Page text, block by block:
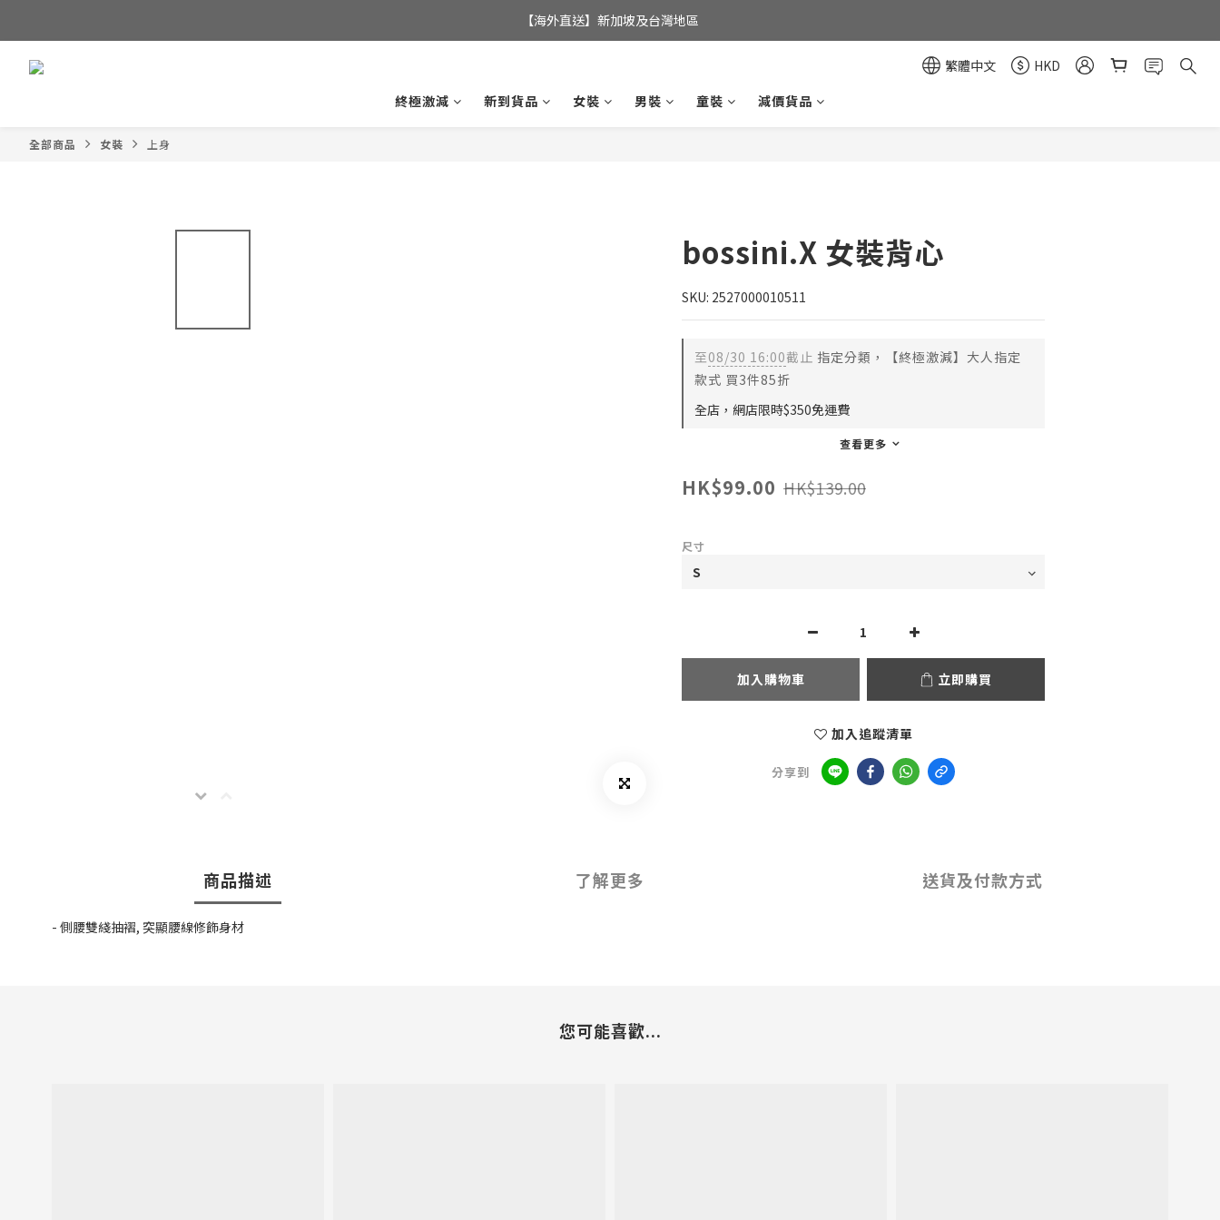
全店滿$350，即可享港澳地區免運費;
【海外直送】新加坡及台灣地區
繁體中文
HKD
終極激減
新到貨品 女裝 男裝 童裝 減價貨品
全部商品 女裝 上身
bossini.X 女裝背心
SKU: 2527000010511
至08/30 16:00截止 指定分類，【終極激減】大人指定
款式 買3件85折
全店，網店限時$350免運費
查看更多
HK$99.00 HK$139.00
尺寸
加入購物車 立即購買
加入追蹤清單
分享到
商品描述 了解更多 送貨及付款方式
- 側腰雙綫抽褶, 突顯腰線修飾身材
您可能喜歡...